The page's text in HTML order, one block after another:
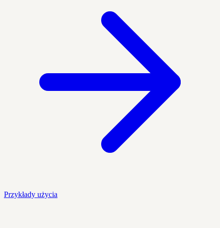
Przykłady użycia